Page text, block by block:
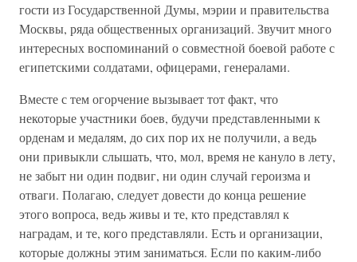
гости из Государственной Думы, мэрии и правительства
Москвы, ряда общественных организаций. Звучит много
интересных воспоминаний о совместной боевой работе с
египетскими солдатами, офицерами, генералами.
Вместе с тем огорчение вызывает тот факт, что
некоторые участники боев, будучи представленными к
орденам и медалям, до сих пор их не получили, а ведь
они привыкли слышать, что, мол, время не кануло в лету,
не забыт ни один подвиг, ни один случай героизма и
отваги. Полагаю, следует довести до конца решение
этого вопроса, ведь живы и те, кто представлял к
наградам, и те, кого представляли. Есть и организации,
которые должны этим заниматься. Если по каким-либо